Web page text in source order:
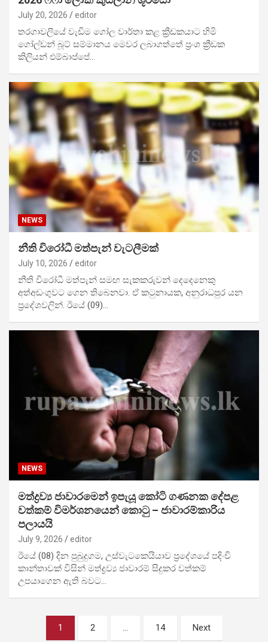
July 20, 2026 editor
තරගාවලියේ වැඩිම ගෝල වාර්තා කළ ක්‍රීඩකයාට හිමි
ගෝල්ඩන් බූට් සම්මානය මෙවර ලබාගත්තේ ප්‍රංශ ක්‍රීඩක
කිලියන් එම්බාප්පේ…
NEWS
නීති විරෝධී මත්පැන් වැටලීමක්
July 10, 2026 editor
නීති විරෝධී මත්පැන් සමඟ සැකකරුවන් දෙදෙනෙකු
අත්අඩංගුවට ගෙන තිබෙනවා. ඒ කටුනායක, අනුරාධපුර යන
ප්‍රදේශවලින්. ඊයේ (09)…
NEWS
මත්ද්‍රව්‍ය ජාවාරමෙන් ඉපැයූ කෝටි ගණනක දේපළ
වත්කම් විමර්ශනයෙන් කොටු – ජාවාරම්කාරිය
පලායයි
July 9, 2026 editor
ඊයේ (08) දින පුබුදුගම, උස්වැටකෙයියාව ප්‍රදේශයේ පදිංචි
කාන්තාවක් විසින් මත්ද්‍රව්‍ය ජාවාරම් සිදුකර වත්කම්
උපයාගෙන ඇති බවට…
1 2 … 14 Next